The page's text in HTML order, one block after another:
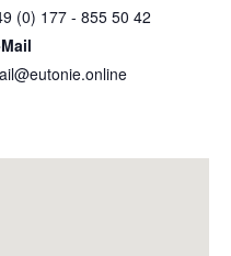
(0) 177 - 855 50 42